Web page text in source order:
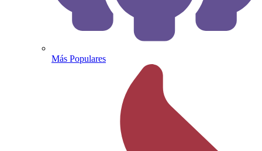
Más Populares